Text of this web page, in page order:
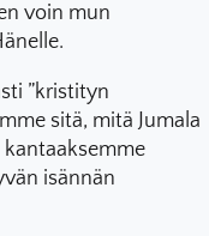
voin mun
”kristityn
sitä, mitä Jumala
isännän